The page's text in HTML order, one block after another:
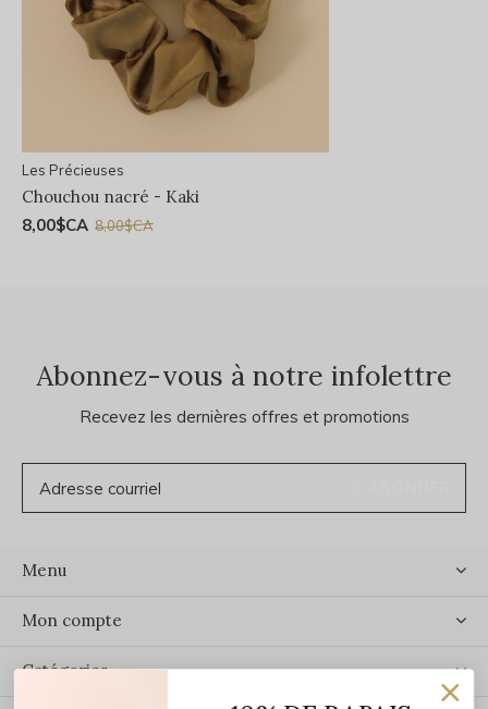
Les Précieuses
Chouchou nacré - Kaki
8,00$CA 8,00$CA
Abonnez-vous à notre infolettre
Recevez les dernières offres et promotions
Menu
Mon compte
Catégories